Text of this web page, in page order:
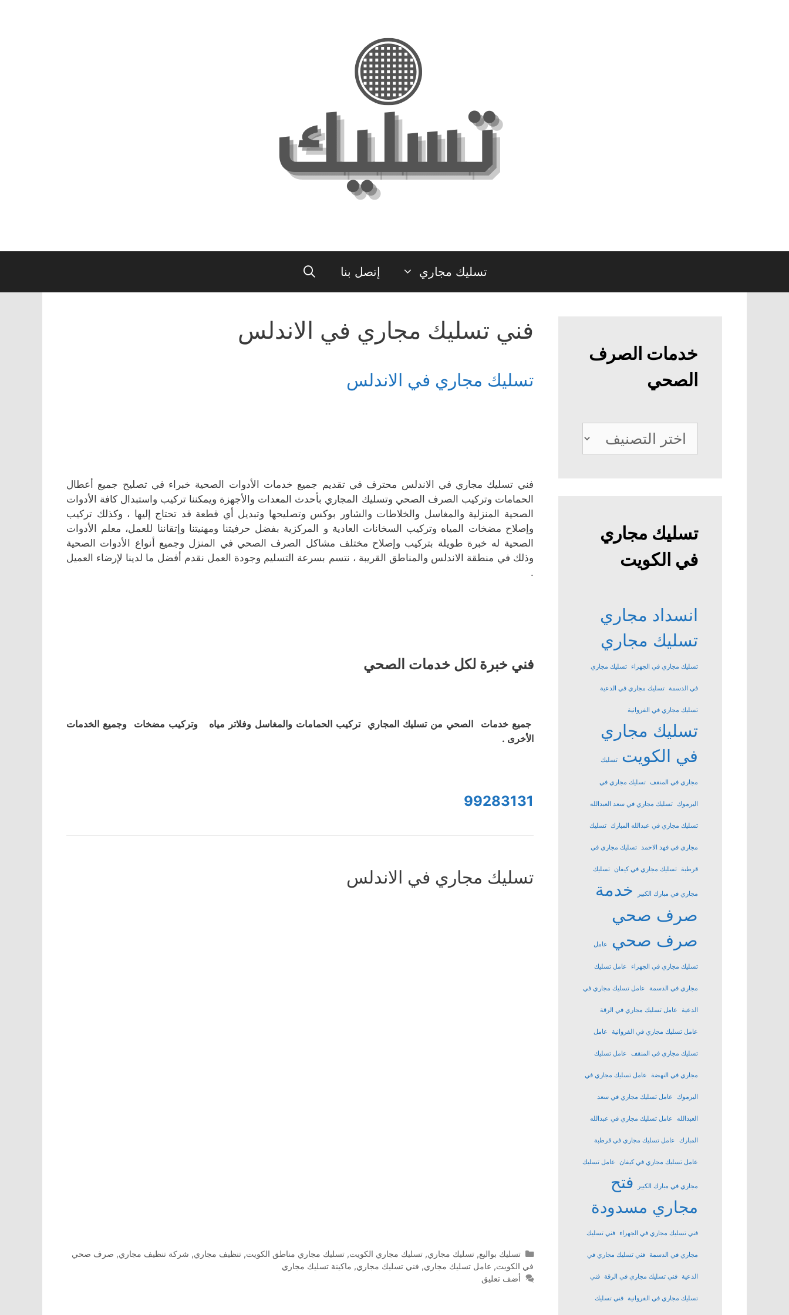
تسليك مجاري إتصل بنا
فني تسليك مجاري في الاندلس
تسليك مجاري في الاندلس
فني تسليك مجاري في الاندلس محترف في تقديم جميع خدمات الأدوات الصحية خبراء في تصليح جميع أعطال
الحمامات وتركيب الصرف الصحي وتسليك المجاري بأحدث المعدات والأجهزة ويمكننا تركيب واستبدال كافة الأدوات
الصحية المنزلية والمغاسل والخلاطات والشاور بوكس وتصليحها وتبديل أي قطعة قد تحتاج إليها ، وكذلك تركيب
وإصلاح مضخات المياه وتركيب السخانات العادية و المركزية بفضل حرفيتنا ومهنيتنا وإتقاننا للعمل، معلم الأدوات
الصحية له خبرة طويلة بتركيب وإصلاح مختلف مشاكل الصرف الصحي في المنزل وجميع أنواع الأدوات الصحية
وذلك في منطقة الاندلس والمناطق القريبة ، نتسم بسرعة التسليم وجودة العمل نقدم أفضل ما لدينا لإرضاء العميل
.
فني خبرة لكل خدمات الصحي
جميع خدمات الصحي من تسليك المجاري تركيب الحمامات والمغاسل وفلاتر مياه وتركيب مضخات وجميع الخدمات
الأخرى .
99283131
تسليك مجاري في الاندلس
التصنيفات
تسليك بواليع, تسليك مجاري, تسليك مجاري الكويت, تسليك مجاري مناطق الكويت, تنظيف مجاري, شركة تنظيف مجاري, صرف صحي
في الكويت, عامل تسليك مجاري, فني تسليك مجاري, ماكينة تسليك مجاري
أضف تعليق
خدمات الصرف
الصحي
خدمات
الصرف
تسليك مجاري
في الكويت
انسداد مجاري
تسليك مجاري
تسليك مجاري في الجهراء تسليك مجاري
في الدسمة تسليك مجاري في الدعية
تسليك مجاري في الفروانية
تسليك مجاري
في الكويت
تسليك
مجاري في المنقف تسليك مجاري في
اليرموك تسليك مجاري في سعد العبدالله
تسليك مجاري في عبدالله المبارك تسليك
مجاري في فهد الاحمد تسليك مجاري في
قرطبة تسليك مجاري في كيفان تسليك
مجاري في مبارك الكبير
خدمة
صرف صحي
صرف صحي
عامل
تسليك مجاري في الجهراء عامل تسليك
مجاري في الدسمة عامل تسليك مجاري في
الدعية عامل تسليك مجاري في الرقة
عامل تسليك مجاري في الفروانية عامل
تسليك مجاري في المنقف عامل تسليك
مجاري في النهضة عامل تسليك مجاري في
اليرموك عامل تسليك مجاري في سعد
العبدالله عامل تسليك مجاري في عبدالله
المبارك عامل تسليك مجاري في قرطبة
عامل تسليك مجاري في كيفان عامل تسليك
مجاري في مبارك الكبير
فتح
مجاري مسدودة
فني تسليك مجاري في الجهراء فني تسليك
مجاري في الدسمة فني تسليك مجاري في
الدعية فني تسليك مجاري في الرقة فني
تسليك مجاري في الفروانية فني تسليك